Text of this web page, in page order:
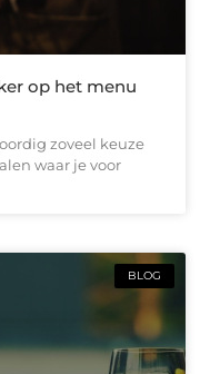
op het menu
zoveel keuze
waar je voor
BLOG